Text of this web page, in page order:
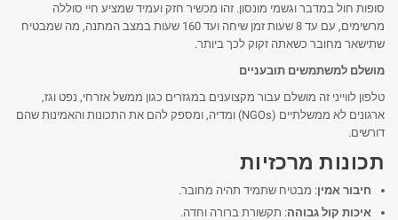
סופות חול במדבר וגשמי מונסון. זהו מכשיר חזק ועמיד שמציע חיי סוללה
מרשימים, עם עד 8 שעות זמן שיחה ועד 160 שעות במצב המתנה, מה שמבטיח
שתישאר מחובר כשאתה זקוק לכך ביותר.
מושלם למשתמשים תובעניים
טלפון לווייני זה מושלם עבור מקצוענים במגזרים כגון ממשל אזרחי, נפט וגז,
ארגונים לא ממשלתיים (NGOs) ומדיה, ומספק להם את התכונות והאמינות שהם
דורשים.
תכונות מרכזיות
חיבור אמין: מבטיח שתמיד תהיה מחובר.
איכות קול גבוהה: תקשורת ברורה וחדה.